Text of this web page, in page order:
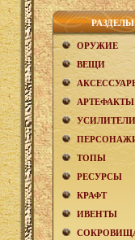
ОРУЖИЕ
ВЕЩИ
АРТЕФАКТЫ
УСИЛИТЕЛИ
ТОПЫ
РЕСУРСЫ
КРАФТ
ИВЕНТЫ